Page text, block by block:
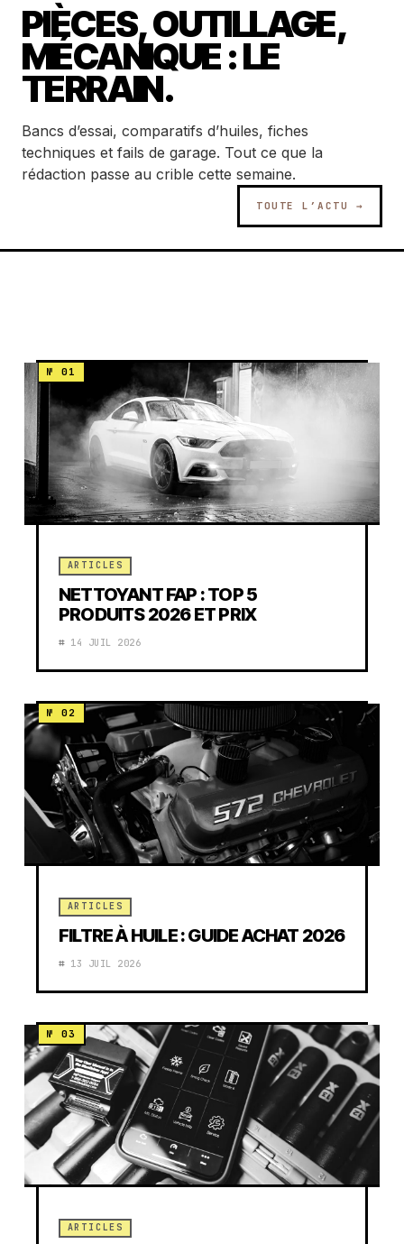
PIÈCES, OUTILLAGE,
MÉCANIQUE : LE
TERRAIN.
Bancs d’essai, comparatifs d’huiles, fiches
techniques et fails de garage. Tout ce que la
rédaction passe au crible cette semaine.
TOUTE L’ACTU →
ARTICLES
NETTOYANT FAP : TOP 5
PRODUITS 2026 ET PRIX
14 JUIL 2026
ARTICLES
FILTRE À HUILE : GUIDE ACHAT 2026
13 JUIL 2026
ARTICLES